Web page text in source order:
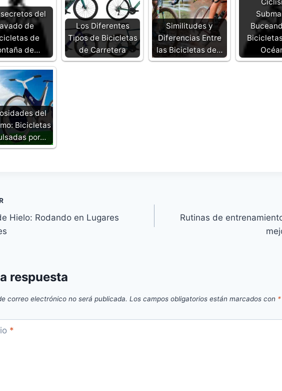
del
de
de
de…
Los Diferentes
Tipos de Bicicletas
de Carretera
Similitudes y
Diferencias Entre
las Bicicletas de…
del
Bicicletas
por…
Hielo: Rodando en Lugares
Rutinas de
respuesta
correo electrónico no será publicada. Los campos obligatorios están marcados con *
*